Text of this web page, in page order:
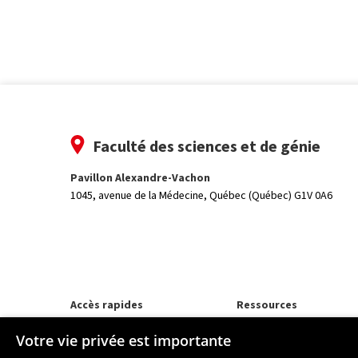
Faculté des sciences et de génie
Pavillon Alexandre-Vachon
1045, avenue de la Médecine, Québec (Québec) G1V 0A6
Accès rapides
Corps professoral
Ressources
Votre vie privée est importante